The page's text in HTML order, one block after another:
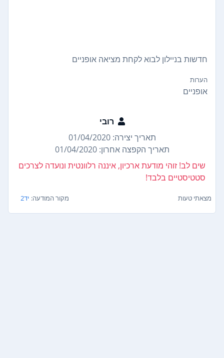
חדשות בניילון לבוא לקחת מציאה אופניים
הערות
אופניים
רובי
תאריך יצירה: 01/04/2020
תאריך הקפצה אחרון: 01/04/2020
שים לב! זוהי מודעת ארכיון, איננה רלוונטית ונועדה לצרכים
סטטיסטיים בלבד!
מצאתי טעות מקור המודעה: יד2